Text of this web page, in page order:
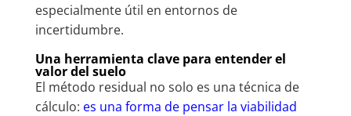
especialmente útil en entornos de
incertidumbre.
Una herramienta clave para entender el
valor del suelo
El método residual no solo es una técnica de
cálculo: es una forma de pensar la viabilidad